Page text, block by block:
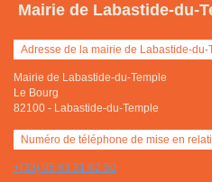
Mairie de Labastide-du-
Adresse de la mairie de Labastide-du-
Mairie de Labastide-du-Temple
Le Bourg
82100 - Labastide-du-Temple
Numéro de téléphone de mise en
+(33) 05 63 31 62 50